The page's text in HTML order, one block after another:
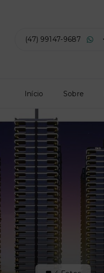
(47) 99147-9687
Início Sobre